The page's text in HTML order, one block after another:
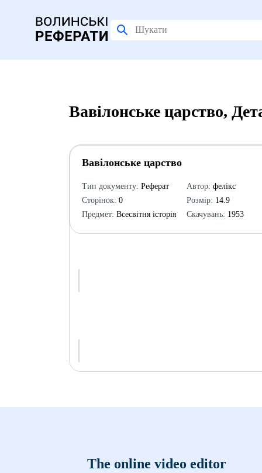
Вавілонське царство,
Вавілонське царство
Тип документу: Реферат
Сторінок: 0
Предмет: Всесвітня історія
Автор: фелікс
Розмір: 14.9
Скачувань: 1953
The online video editor